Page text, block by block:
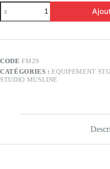
quantité
de
Fond
Musline
CODEFM29
CATÉGORIES :EQUIPEMENT
STUDIO MUSLINE